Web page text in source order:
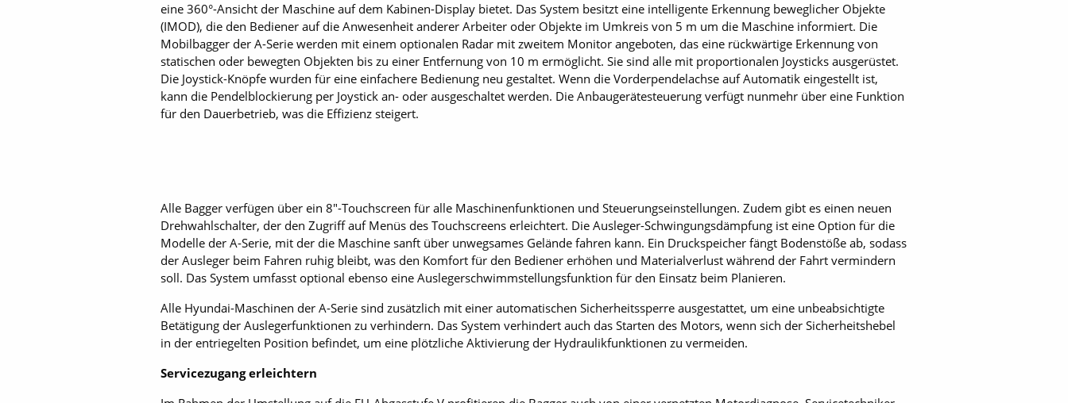
eine 360°-Ansicht der Maschine auf dem Kabinen-Display bietet. Das System besitzt eine intelligente Erkennung beweglicher Objekte
(IMOD), die den Bediener auf die Anwesenheit anderer Arbeiter oder Objekte im Umkreis von 5 m um die Maschine informiert. Die
Mobilbagger der A-Serie werden mit einem optionalen Radar mit zweitem Monitor angeboten, das eine rückwärtige Erkennung von
statischen oder bewegten Objekten bis zu einer Entfernung von 10 m ermöglicht. Sie sind alle mit proportionalen Joysticks ausgerüstet.
Die Joystick-Knöpfe wurden für eine einfachere Bedienung neu gestaltet. Wenn die Vorderpendelachse auf Automatik eingestellt ist,
kann die Pendelblockierung per Joystick an- oder ausgeschaltet werden. Die Anbaugerätesteuerung verfügt nunmehr über eine Funktion
für den Dauerbetrieb, was die Effizienz steigert.
Alle Bagger verfügen über ein 8"-Touchscreen für alle Maschinenfunktionen und Steuerungseinstellungen. Zudem gibt es einen neuen
Drehwahlschalter, der den Zugriff auf Menüs des Touchscreens erleichtert. Die Ausleger-Schwingungsdämpfung ist eine Option für die
Modelle der A-Serie, mit der die Maschine sanft über unwegsames Gelände fahren kann. Ein Druckspeicher fängt Bodenstöße ab, sodass
der Ausleger beim Fahren ruhig bleibt, was den Komfort für den Bediener erhöhen und Materialverlust während der Fahrt vermindern
soll. Das System umfasst optional ebenso eine Auslegerschwimmstellungsfunktion für den Einsatz beim Planieren.
Alle Hyundai-Maschinen der A-Serie sind zusätzlich mit einer automatischen Sicherheitssperre ausgestattet, um eine unbeabsichtigte
Betätigung der Auslegerfunktionen zu verhindern. Das System verhindert auch das Starten des Motors, wenn sich der Sicherheitshebel
in der entriegelten Position befindet, um eine plötzliche Aktivierung der Hydraulikfunktionen zu vermeiden.
Servicezugang erleichtern